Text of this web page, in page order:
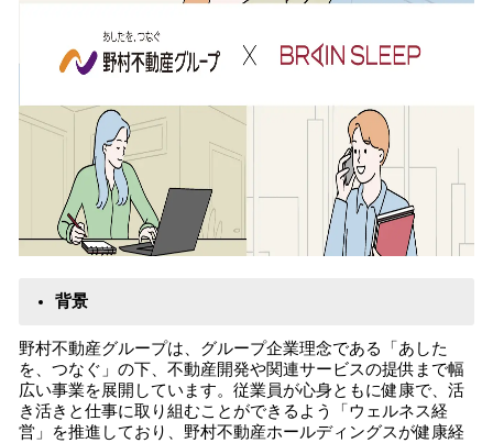
背景
野村不動産グループは、グループ企業理念である「あした
を、つなぐ」の下、不動産開発や関連サービスの提供まで幅
広い事業を展開しています。従業員が心身ともに健康で、活
き活きと仕事に取り組むことができるよう「ウェルネス経
営」を推進しており、野村不動産ホールディングスが健康経